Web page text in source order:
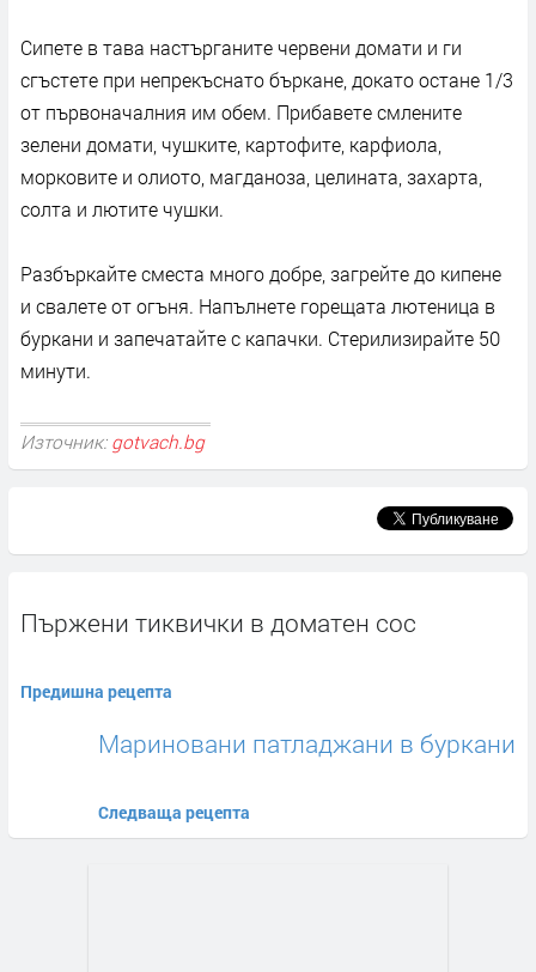
Сипете в тава настърганите червени домати и ги
сгъстете при непрекъснато бъркане, докато остане 1/3
от първоначалния им обем. Прибавете смлените
зелени домати, чушките, картофите, карфиола,
морковите и олиото, магданоза, целината, захарта,
солта и лютите чушки.
Разбъркайте сместа много добре, загрейте до кипене
и свалете от огъня. Напълнете горещата лютеница в
буркани и запечатайте с капачки. Стерилизирайте 50
минути.
Източник: gotvach.bg
Пържени тиквички в доматен сос
Предишна рецепта
Мариновани патладжани в буркани
Следваща рецепта